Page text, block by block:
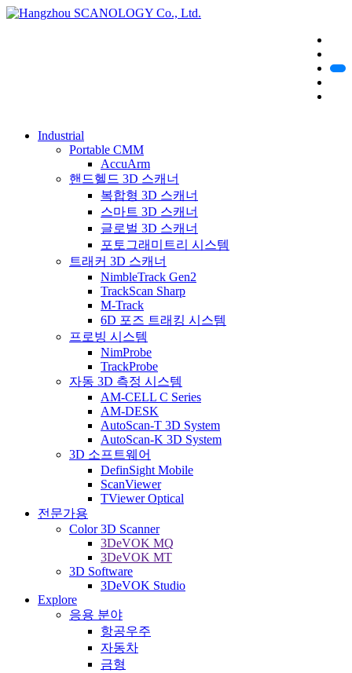
Industrial
Portable CMM
AccuArm
핸드헬드 3D 스캐너
복합형 3D 스캐너
스마트 3D 스캐너
글로벌 3D 스캐너
포토그래미트리 시스템
트래커 3D 스캐너
NimbleTrack Gen2
TrackScan Sharp
M-Track
6D 포즈 트래킹 시스템
프로빙 시스템
NimProbe
TrackProbe
자동 3D 측정 시스템
AM-CELL C Series
AM-DESK
AutoScan-T 3D System
AutoScan-K 3D System
3D 소프트웨어
DefinSight Mobile
ScanViewer
TViewer Optical
전문가용
Color 3D Scanner
3DeVOK MQ
3DeVOK MT
3D Software
3DeVOK Studio
Explore
응용 분야
항공우주
자동차
금형